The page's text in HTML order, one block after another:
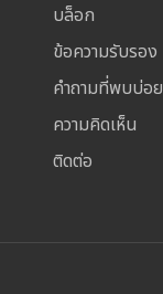
บล็อก
ข้อความรับรอง
คำถามที่พบบ่อย
ความคิดเห็น
ติดต่อ